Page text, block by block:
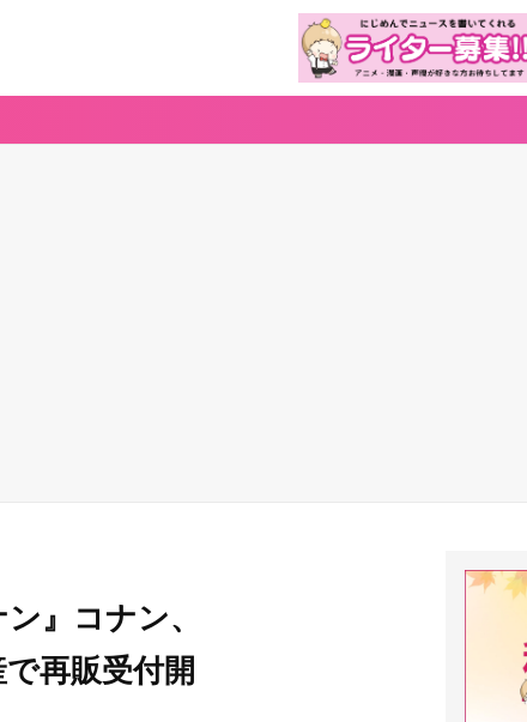
』コナン、
再販受付開